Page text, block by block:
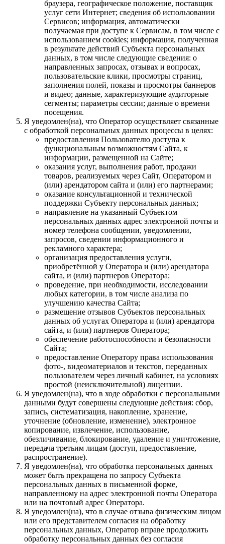
браузера, географическое положение, поставщик
услуг сети Интернет; сведения об использовании
Сервисов; информация, автоматически
получаемая при доступе к Сервисам, в том числе с
использованием cookies; информация, полученная
в результате действий Субъекта персональных
данных, в том числе следующие сведения: о
направленных запросах, отзывах и вопросах,
пользовательские клики, просмотры страниц,
заполнения полей, показы и просмотры баннеров
и видео; данные, характеризующие аудиторные
сегменты; параметры сессии; данные о времени
посещения.
Я уведомлен(на), что Оператор осуществляет связанные
с обработкой персональных данных процессы в целях:
предоставления Пользователю доступа к
функциональным возможностям Сайта, к
информации, размещенной на Сайте;
оказания услуг, выполнения работ, продажи
товаров, реализуемых через Сайт, Оператором и
(или) арендатором сайта и (или) его партнерами;
оказание консультационной и технической
поддержки Субъекту персональных данных;
направление на указанный Субъектом
персональных данных адрес электронной почты и
номер телефона сообщении, уведомлении,
запросов, сведении информационного и
рекламного характера;
организация предоставления услуги,
приобретённой у Оператора и (или) арендатора
сайта, и (или) партнеров Оператора;
проведение, при необходимости, исследовании
любых категории, в том числе анализа по
улучшению качества Сайта;
размещение отзывов Субъектов персональных
данных об услугах Оператора и (или) арендатора
сайта, и (или) партнеров Оператора;
обеспечение работоспособности и безопасности
Сайта;
предоставление Оператору права использования
фото-, видеоматериалов и текстов, переданных
пользователем через личный кабинет, на условиях
простой (неисключительной) лицензии.
Я уведомлен(на), что в ходе обработки с персональными
данными будут совершены следующие действия: сбор,
запись, систематизация, накопление, хранение,
уточнение (обновление, изменение), электронное
копирование, извлечение, использование,
обезличивание, блокирование, удаление и уничтожение,
передача третьим лицам (доступ, предоставление,
распространение).
Я уведомлен(на), что обработка персональных данных
может быть прекращена по запросу Субъекта
персональных данных в письменной форме,
направленному на адрес электронной почты Оператора
или на почтовый адрес Оператора.
Я уведомлен(на), что в случае отзыва физическим лицом
или его представителем согласия на обработку
персональных данных, Оператор вправе продолжить
обработку персональных данных без согласия